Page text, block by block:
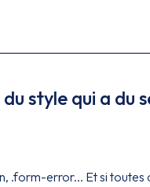
style qui a du
.form-error... Et si toutes